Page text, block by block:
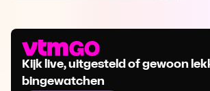
Kijk live, uitgesteld of gewoon
bingewatchen